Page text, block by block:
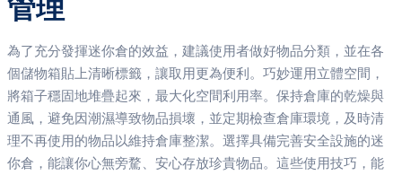
管理
為了充分發揮迷你倉的效益，建議使用者做好物品分類，並在各
個儲物箱貼上清晰標籤，讓取用更為便利。巧妙運用立體空間，
將箱子穩固地堆疊起來，最大化空間利用率。保持倉庫的乾燥與
通風，避免因潮濕導致物品損壞，並定期檢查倉庫環境，及時清
理不再使用的物品以維持倉庫整潔。選擇具備完善安全設施的迷
你倉，能讓你心無旁騖、安心存放珍貴物品。這些使用技巧，能